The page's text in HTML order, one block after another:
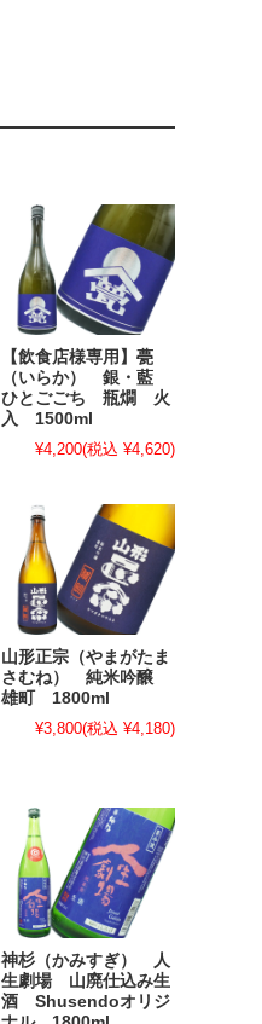
【飲食店様専用】甍
（いらか） 銀・藍
ひとごごち 瓶燗 火
入 1500ml
¥4,200(税込 ¥4,620)
山形正宗（やまがたま
さむね） 純米吟醸
雄町 1800ml
¥3,800(税込 ¥4,180)
神杉（かみすぎ） 人
生劇場 山廃仕込み生
酒 Shusendoオリジ